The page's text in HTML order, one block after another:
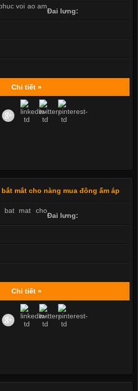
Đai lưng:
Chi tiết »
mắt cho nàng mua đông ấm áp
Đai lưng:
Chi tiết »